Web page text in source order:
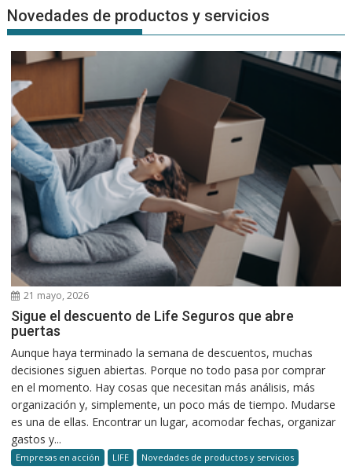
Novedades de productos y servicios
21 mayo, 2026
Sigue el descuento de Life Seguros que abre
puertas
Aunque haya terminado la semana de descuentos, muchas
decisiones siguen abiertas. Porque no todo pasa por comprar
en el momento. Hay cosas que necesitan más análisis, más
organización y, simplemente, un poco más de tiempo. Mudarse
es una de ellas. Encontrar un lugar, acomodar fechas, organizar
gastos y...
Empresas en acción LIFE Novedades de productos y servicios